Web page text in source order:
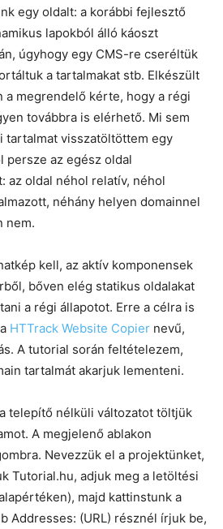
egy oldalt: a korábbi fejlesztő
lapokból álló káoszt
úgyhogy egy CMS-re cseréltük
a tartalmakat stb. Elkészült
a megrendelő kérte, hogy a régi
továbbra is elérhető. Mi sem
tartalmat visszatöltöttem egy
persze az egész oldal
az oldal néhol relatív, néhol
néhány helyen domainnel
nem.
kell, az aktív komponensek
bőven elég statikus oldalakat
a régi állapotot. Erre a célra is
HTTrack Website Copier nevű,
A tutorial során feltételezem,
tartalmát akarjuk lementeni.
telepítő nélküli változatot töltjük
A megjelenő ablakon
Nevezzük el a projektünket,
Tutorial.hu, adjuk meg a letöltési
majd kattinstunk a
Addresses: (URL) résznél írjuk be,